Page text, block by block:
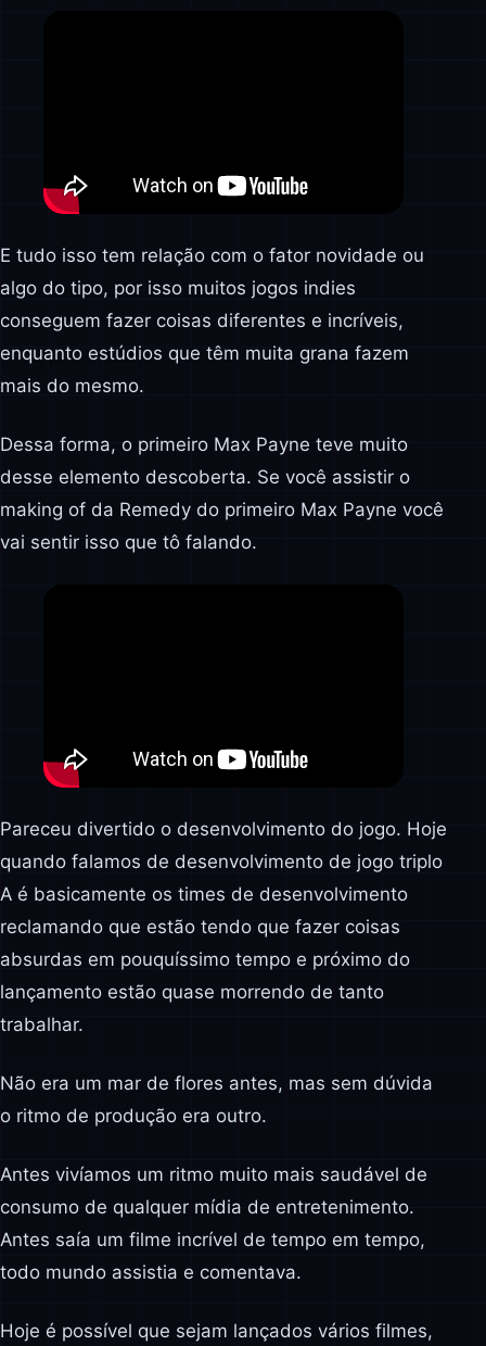
E tudo isso tem relação com o fator novidade ou
algo do tipo, por isso muitos jogos indies
conseguem fazer coisas diferentes e incríveis,
enquanto estúdios que têm muita grana fazem
mais do mesmo.
Dessa forma, o primeiro Max Payne teve muito
desse elemento descoberta. Se você assistir o
making of da Remedy do primeiro Max Payne você
vai sentir isso que tô falando.
Pareceu divertido o desenvolvimento do jogo. Hoje
quando falamos de desenvolvimento de jogo triplo
A é basicamente os times de desenvolvimento
reclamando que estão tendo que fazer coisas
absurdas em pouquíssimo tempo e próximo do
lançamento estão quase morrendo de tanto
trabalhar.
Não era um mar de flores antes, mas sem dúvida
o ritmo de produção era outro.
Antes vivíamos um ritmo muito mais saudável de
consumo de qualquer mídia de entretenimento.
Antes saía um filme incrível de tempo em tempo,
todo mundo assistia e comentava.
Hoje é possível que sejam lançados vários filmes,